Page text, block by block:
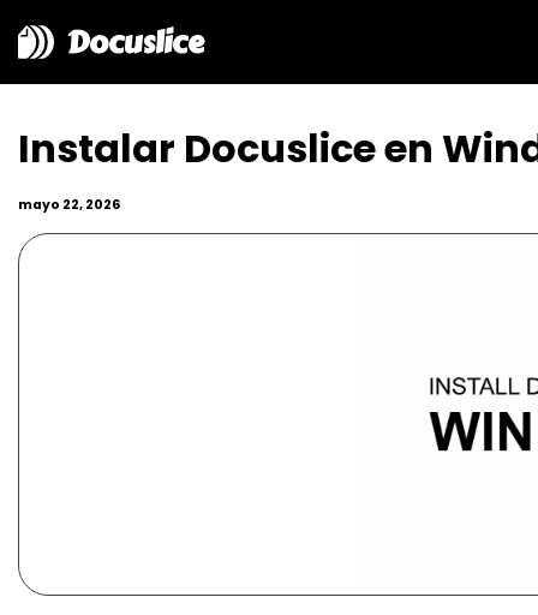
Docuslice
Instalar Docuslice en
mayo 22, 2026